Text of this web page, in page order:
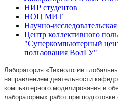
НИР студентов
НОЦ МИТ
Научно-исследовательская
Центр коллективного
"Суперкомпьютерный
пользования ВолГУ"
Лаборатория «Технологии
направлением деятельности
компьютерного моделирования и
лабораторных работ при